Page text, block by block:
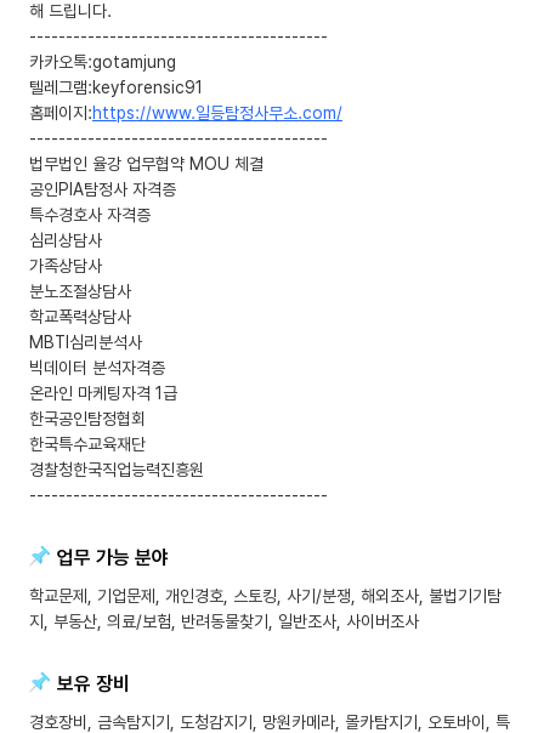
해 드립니다.
-----------------------------------------
카카오톡:gotamjung
텔레그램:keyforensic91
홈페이지:https://www.일등탐정사무소.com/
-----------------------------------------
법무법인 율강 업무협약 MOU 체결
공인PIA탐정사 자격증
특수경호사 자격증
심리상담사
가족상담사
분노조절상담사
학교폭력상담사
MBTI심리분석사
빅데이터 분석자격증
온라인 마케팅자격 1급
한국공인탐정협회
한국특수교육재단
경찰청한국직업능력진흥원
-----------------------------------------
업무 가능 분야
학교문제, 기업문제, 개인경호, 스토킹, 사기/분쟁, 해외조사, 불법기기탐
지, 부동산, 의료/보험, 반려동물찾기, 일반조사, 사이버조사
보유 장비
경호장비, 금속탐지기, 도청감지기, 망원카메라, 몰카탐지기, 오토바이, 특